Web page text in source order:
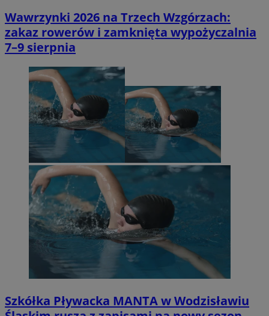
Wawrzynki 2026 na Trzech Wzgórzach:
zakaz rowerów i zamknięta wypożyczalnia
7–9 sierpnia
Szkółka Pływacka MANTA w Wodzisławiu